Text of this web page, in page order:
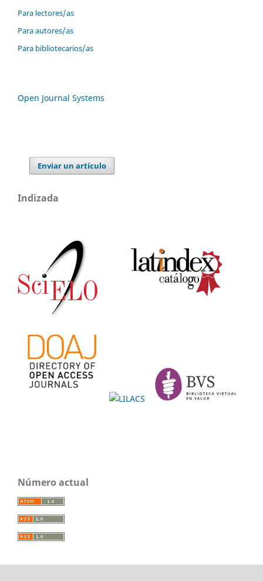
Para lectores/as
Para autores/as
Para bibliotecarios/as
Open Journal Systems
Enviar un artículo
Indizada
Número actual